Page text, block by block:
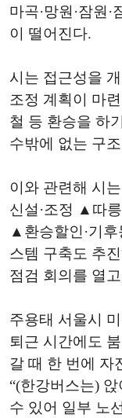
마곡·망원·잠원
이 떨어진다.
시는 접근성을
조정 계획이 마
철 등 환승을 하
수밖에 없는 구
이와 관련해 시
신설·조정 ▲따
▲환승할인·기후
스템 구축도 추
점검 회의를 열
주용태 서울시
퇴근 시간에도
갈 때 한 번에 자
“(한강버스는)
수 있어 일부 노